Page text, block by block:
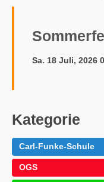
Sa. 18 Juli, 2026
Kategorie
Carl-Funke-Schule
OGS